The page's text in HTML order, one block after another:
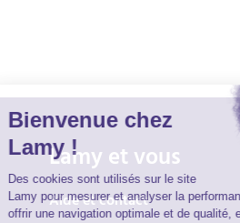
Lamy et vous
Aide et contact